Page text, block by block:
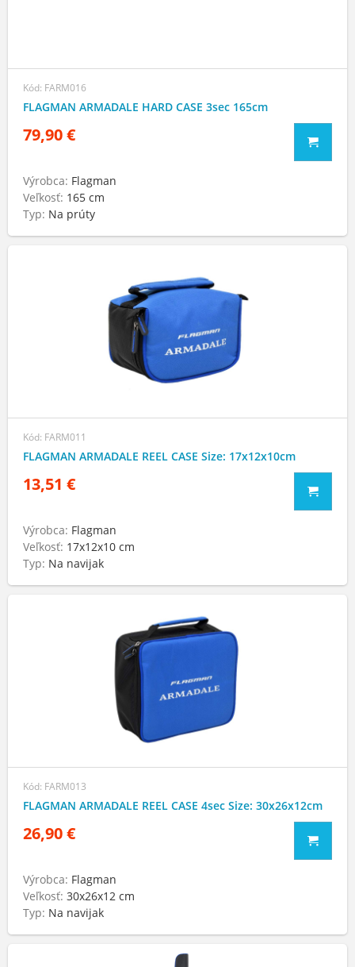
Kód: FARM016
FLAGMAN ARMADALE HARD CASE 3sec 165cm
79,90 €
Výrobca: Flagman
Veľkosť: 165 cm
Typ: Na prúty
Kód: FARM011
FLAGMAN ARMADALE REEL CASE Size: 17x12x10cm
13,51 €
Výrobca: Flagman
Veľkosť: 17х12х10 cm
Typ: Na navijak
Kód: FARM013
FLAGMAN ARMADALE REEL CASE 4sec Size: 30x26x12cm
26,90 €
Výrobca: Flagman
Veľkosť: 30х26х12 cm
Typ: Na navijak